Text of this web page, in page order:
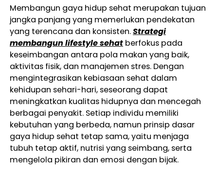
Membangun gaya hidup sehat merupakan tujuan
jangka panjang yang memerlukan pendekatan
yang terencana dan konsisten.Strategi
membangun lifestyle sehat berfokus pada
keseimbangan antara pola makan yang baik,
aktivitas fisik, dan manajemen stres. Dengan
mengintegrasikan kebiasaan sehat dalam
kehidupan sehari-hari, seseorang dapat
meningkatkan kualitas hidupnya dan mencegah
berbagai penyakit. Setiap individu memiliki
kebutuhan yang berbeda, namun prinsip dasar
gaya hidup sehat tetap sama, yaitu menjaga
tubuh tetap aktif, nutrisi yang seimbang, serta
mengelola pikiran dan emosi dengan bijak.